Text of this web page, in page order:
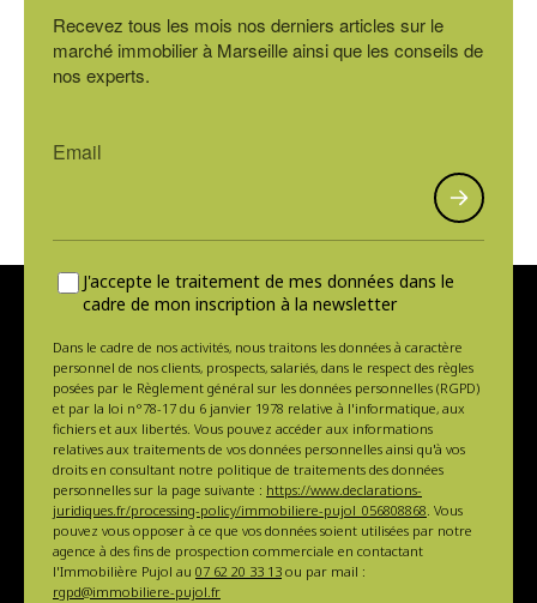
Recevez tous les mois nos derniers articles sur le
marché immobilier à Marseille ainsi que les conseils de
nos experts.
J'accepte le traitement de mes données dans le
cadre de mon inscription à la newsletter
Dans le cadre de nos activités, nous traitons les données à caractère
personnel de nos clients, prospects, salariés, dans le respect des règles
posées par le Règlement général sur les données personnelles (RGPD)
et par la loi n°78-17 du 6 janvier 1978 relative à l'informatique, aux
fichiers et aux libertés. Vous pouvez accéder aux informations
relatives aux traitements de vos données personnelles ainsi qu'à vos
droits en consultant notre politique de traitements des données
personnelles sur la page suivante : https://www.declarations-
juridiques.fr/processing-policy/immobiliere-pujol_056808868. Vous
pouvez vous opposer à ce que vos données soient utilisées par notre
agence à des fins de prospection commerciale en contactant
l'Immobilière Pujol au 07 62 20 33 13 ou par mail :
rgpd@immobiliere-pujol.fr